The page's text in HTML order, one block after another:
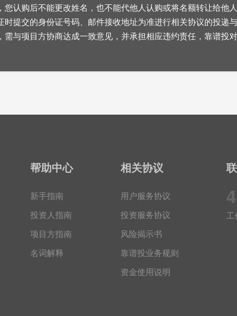
您认购后不能更改姓名，也不能代他人认购或将名额转让给他
时提交的身份证号码、邮件接收地址为准进行相关协议的投递
需与项目方协商达成一致意见，并承担相应违约责任，靠谱投对
帮助中心
新手指南
投资人指南
项目方指南
名词解释
相关协议
用户服务协议
投资服务协议
风险揭示书
靠谱投业务规则
资金使用说明